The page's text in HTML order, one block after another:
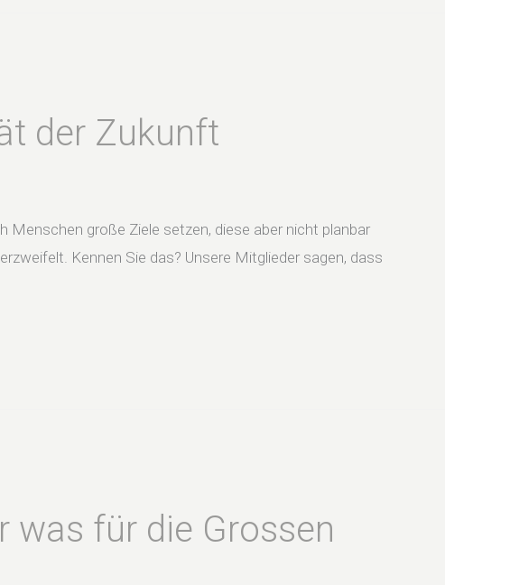
der Zukunft
Menschen große Ziele setzen, diese aber nicht planbar
Kennen Sie das? Unsere Mitglieder sagen, dass
für die Grossen